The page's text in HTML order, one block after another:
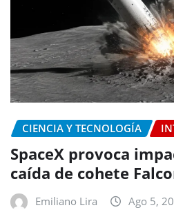
CIENCIA Y TECNOLOGÍA
SpaceX provoca
caída de cohete
Emiliano Lira Ago 5,